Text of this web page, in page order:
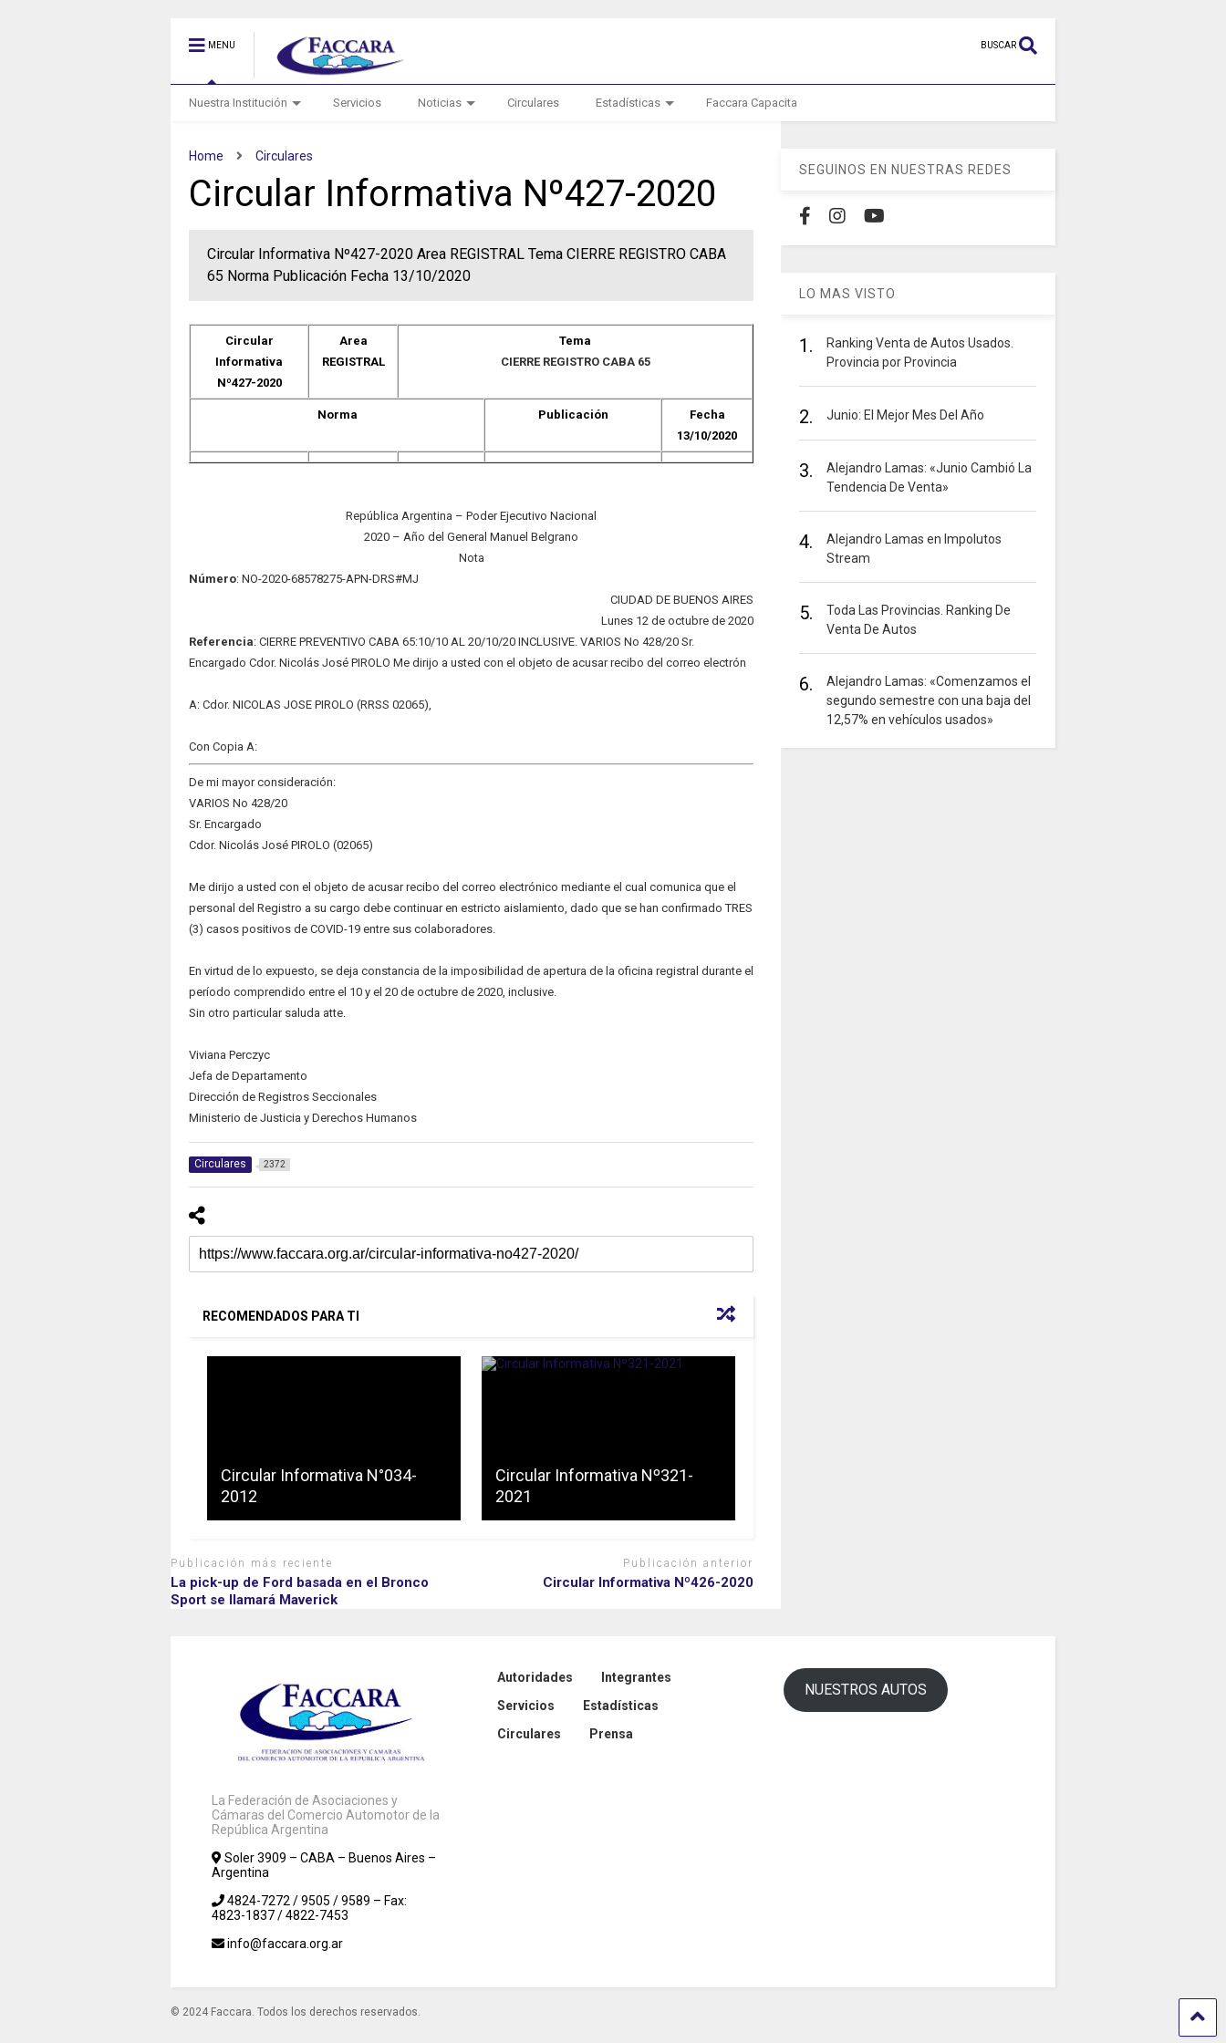
MENU BUSCAR
Nuestra Institución Servicios Noticias Circulares Estadísticas Faccara Capacita
Home Circulares
Circular Informativa Nº427-2020
Circular Informativa Nº427-2020 Area REGISTRAL Tema CIERRE REGISTRO CABA
65 Norma Publicación Fecha 13/10/2020
Circular
Informativa
Nº427-2020
Area
REGISTRAL
Tema
CIERRE REGISTRO CABA 65
Norma Publicación
Fecha
13/10/2020
República Argentina – Poder Ejecutivo Nacional
2020 – Año del General Manuel Belgrano
Nota
Número: NO-2020-68578275-APN-DRS#MJ
CIUDAD DE BUENOS AIRES
Lunes 12 de octubre de 2020
Referencia: CIERRE PREVENTIVO CABA 65:10/10 AL 20/10/20 INCLUSIVE. VARIOS No 428/20 Sr.
Encargado Cdor. Nicolás José PIROLO Me dirijo a usted con el objeto de acusar recibo del correo electrón
A: Cdor. NICOLAS JOSE PIROLO (RRSS 02065),
Con Copia A:
De mi mayor consideración:
VARIOS No 428/20
Sr. Encargado
Cdor. Nicolás José PIROLO (02065)
Me dirijo a usted con el objeto de acusar recibo del correo electrónico mediante el cual comunica que el
personal del Registro a su cargo debe continuar en estricto aislamiento, dado que se han confirmado TRES
(3) casos positivos de COVID-19 entre sus colaboradores.
En virtud de lo expuesto, se deja constancia de la imposibilidad de apertura de la oficina registral durante el
período comprendido entre el 10 y el 20 de octubre de 2020, inclusive.
Sin otro particular saluda atte.
Viviana Perczyc
Jefa de Departamento
Dirección de Registros Seccionales
Ministerio de Justicia y Derechos Humanos
Circulares 2372
RECOMENDADOS PARA TI
Circular Informativa N°034-
2012
Circular Informativa Nº321-
2021
Publicación más reciente
La pick-up de Ford basada en el Bronco
Sport se llamará Maverick
Publicación anterior
Circular Informativa Nº426-2020
SEGUINOS EN NUESTRAS REDES
LO MAS VISTO
1.
Ranking Venta de Autos Usados.
Provincia por Provincia
2. Junio: El Mejor Mes Del Año
3.
Alejandro Lamas: «Junio Cambió La
Tendencia De Venta»
4.
Alejandro Lamas en Impolutos
Stream
5.
Toda Las Provincias. Ranking De
Venta De Autos
6.
Alejandro Lamas: «Comenzamos el
segundo semestre con una baja del
12,57% en vehículos usados»
La Federación de Asociaciones y
Cámaras del Comercio Automotor de la
República Argentina
Soler 3909 – CABA – Buenos Aires –
Argentina
4824-7272 / 9505 / 9589 – Fax:
4823-1837 / 4822-7453
info@faccara.org.ar
Autoridades
Integrantes
Servicios
Estadísticas
Circulares
Prensa
NUESTROS AUTOS
© 2024 Faccara. Todos los derechos reservados.